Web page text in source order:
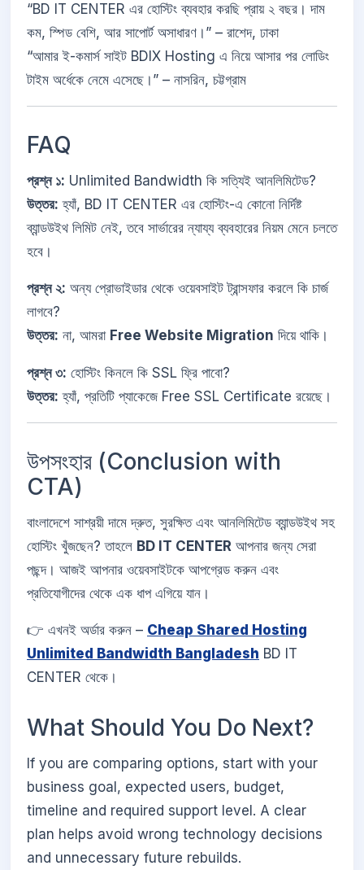
“BD IT CENTER এর হোস্টিং ব্যবহার করছি প্রায় ২ বছর। দাম
কম, স্পিড বেশি, আর সাপোর্ট অসাধারণ।” – রাশেদ, ঢাকা
“আমার ই-কমার্স সাইট BDIX Hosting এ নিয়ে আসার পর লোডিং
টাইম অর্ধেকে নেমে এসেছে।” – নাসরিন, চট্টগ্রাম
FAQ
প্রশ্ন ১: Unlimited Bandwidth কি সত্যিই আনলিমিটেড?
উত্তর: হ্যাঁ, BD IT CENTER এর হোস্টিং-এ কোনো নির্দিষ্ট
ব্যান্ডউইথ লিমিট নেই, তবে সার্ভারের ন্যায্য ব্যবহারের নিয়ম মেনে চলতে
হবে।
প্রশ্ন ২: অন্য প্রোভাইডার থেকে ওয়েবসাইট ট্রান্সফার করলে কি চার্জ
লাগবে?
উত্তর: না, আমরা Free Website Migration দিয়ে থাকি।
প্রশ্ন ৩: হোস্টিং কিনলে কি SSL ফ্রি পাবো?
উত্তর: হ্যাঁ, প্রতিটি প্যাকেজে Free SSL Certificate রয়েছে।
উপসংহার (Conclusion with
CTA)
বাংলাদেশে সাশ্রয়ী দামে দ্রুত, সুরক্ষিত এবং আনলিমিটেড ব্যান্ডউইথ সহ
হোস্টিং খুঁজছেন? তাহলে BD IT CENTER আপনার জন্য সেরা
পছন্দ। আজই আপনার ওয়েবসাইটকে আপগ্রেড করুন এবং
প্রতিযোগীদের থেকে এক ধাপ এগিয়ে যান।
👉 এখনই অর্ডার করুন – Cheap Shared Hosting
Unlimited Bandwidth Bangladesh BD IT
CENTER থেকে।
What Should You Do Next?
If you are comparing options, start with your
business goal, expected users, budget,
timeline and required support level. A clear
plan helps avoid wrong technology decisions
and unnecessary future rebuilds.